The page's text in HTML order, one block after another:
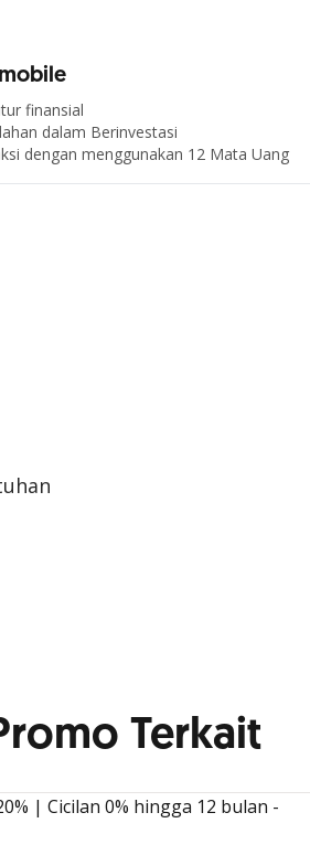
finansial
dalam Berinvestasi
dengan menggunakan 12 Mata Uang
Terkait